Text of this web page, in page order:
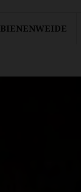
BIENENWEIDE